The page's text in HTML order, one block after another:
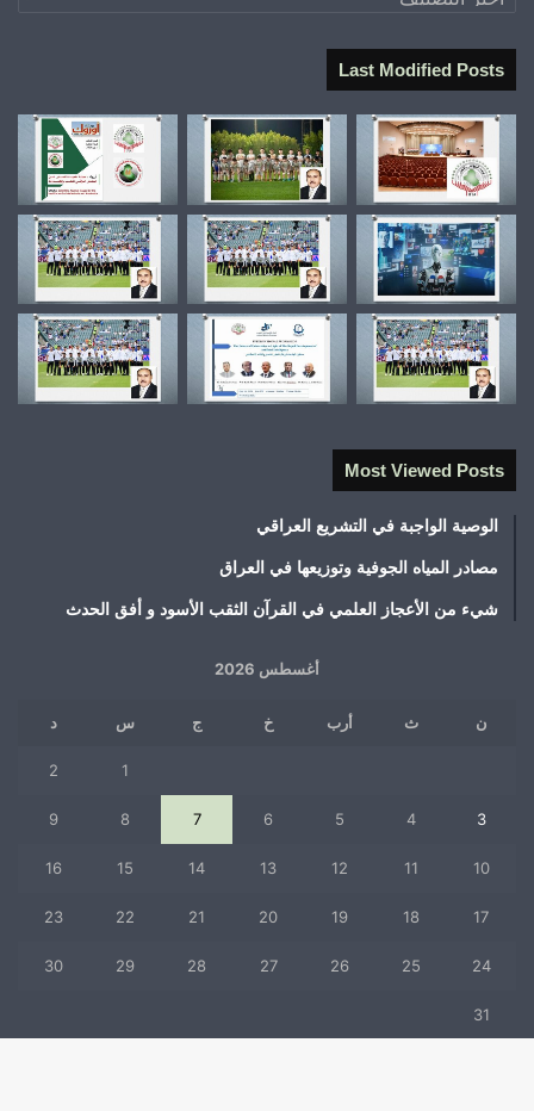
Last Modified Posts
Most Viewed Posts
الوصية الواجبة في التشريع العراقي
مصادر المياه الجوفية وتوزيعها في العراق
شيء من الأعجاز العلمي في القرآن الثقب الأسود و أفق الحدث
أغسطس 2026
ن ث أرب خ ج س د
1
2
3
4
5
6
7
8
9
10
11
12
13
14
15
16
17
18
19
20
21
22
23
24
25
26
27
28
29
30
31